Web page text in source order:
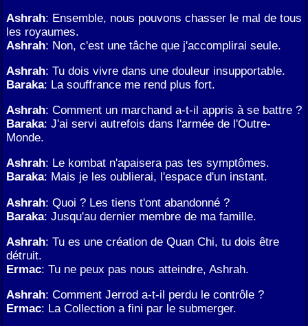
Ashrah: Ensemble, nous pouvons chasser le mal de tous
les royaumes.
Ashrah: Non, c'est une tâche que j'accomplirai seule.
Ashrah: Tu dois vivre dans une douleur insupportable.
Baraka: La souffrance me rend plus fort.
Ashrah: Comment un marchand a-t-il appris à se battre ?
Baraka: J'ai servi autrefois dans l'armée de l'Outre-
Monde.
Ashrah: Le kombat n'apaisera pas tes symptômes.
Baraka: Mais je les oublierai, l'espace d'un instant.
Ashrah: Quoi ? Les tiens t'ont abandonné ?
Baraka: Jusqu'au dernier membre de ma famille.
Ashrah: Tu es une création de Quan Chi, tu dois être
détruit.
Ermac: Tu ne peux pas nous atteindre, Ashrah.
Ashrah: Comment Jerrod a-t-il perdu le contrôle ?
Ermac: La Collection a fini par le submerger.